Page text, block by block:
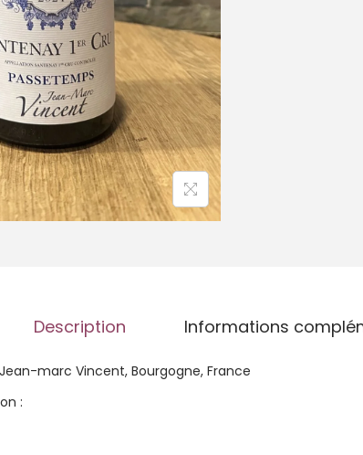
Description Informations
marc Vincent, Bourgogne, France
: